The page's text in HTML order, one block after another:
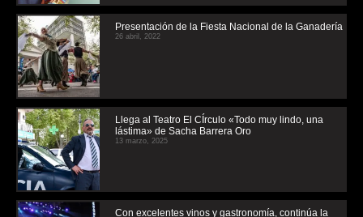
Presentación de la Fiesta Nacional de la Ganadería
26 abril, 2022
Llega al Teatro El CÍrculo «Todo muy lindo, una
lástima» de Sacha Barrera Oro
13 marzo, 2025
Con excelentes vinos y gastronomía, continúa la